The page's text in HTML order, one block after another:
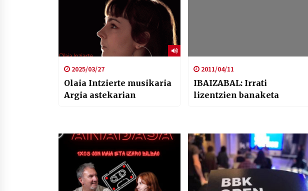
2025/03/27
Olaia Intzierte musikaria
Argia astekarian
2011/04/11
IBAIZABAL: Irrati
lizentzien banaketa